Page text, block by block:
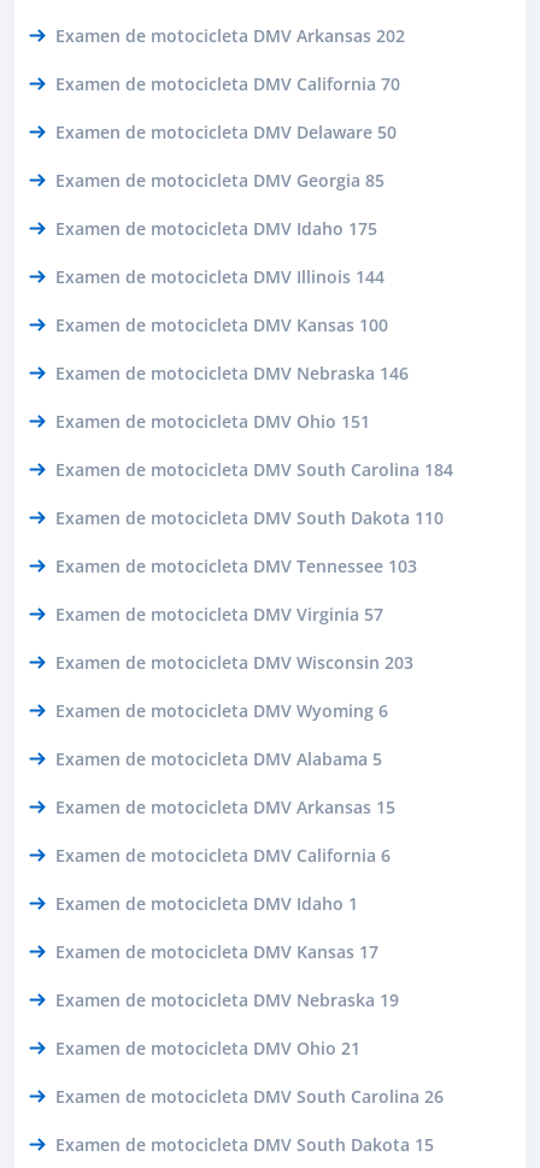
Examen de motocicleta DMV Arkansas 202
Examen de motocicleta DMV California 70
Examen de motocicleta DMV Delaware 50
Examen de motocicleta DMV Georgia 85
Examen de motocicleta DMV Idaho 175
Examen de motocicleta DMV Illinois 144
Examen de motocicleta DMV Kansas 100
Examen de motocicleta DMV Nebraska 146
Examen de motocicleta DMV Ohio 151
Examen de motocicleta DMV South Carolina 184
Examen de motocicleta DMV South Dakota 110
Examen de motocicleta DMV Tennessee 103
Examen de motocicleta DMV Virginia 57
Examen de motocicleta DMV Wisconsin 203
Examen de motocicleta DMV Wyoming 6
Examen de motocicleta DMV Alabama 5
Examen de motocicleta DMV Arkansas 15
Examen de motocicleta DMV California 6
Examen de motocicleta DMV Idaho 1
Examen de motocicleta DMV Kansas 17
Examen de motocicleta DMV Nebraska 19
Examen de motocicleta DMV Ohio 21
Examen de motocicleta DMV South Carolina 26
Examen de motocicleta DMV South Dakota 15